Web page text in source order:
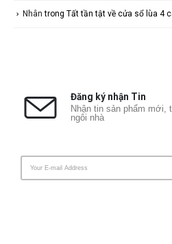
Nhân trong Tất tần tật về cửa sổ lùa 4
Đăng ký nhận Tin
Nhận tin sản phẩm mới,
ngôi nhà